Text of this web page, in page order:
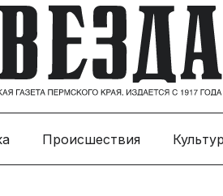
Происшествия